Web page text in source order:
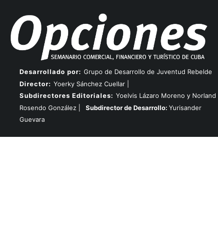
Desarrollado por: Grupo de Desarrollo de Juventud Rebelde
Director: Yoerky Sánchez Cuellar |
Subdirectores Editoriales: Yoelvis Lázaro Moreno y Norland
Rosendo González |
Subdirector de Desarrollo: Yurisander
Guevara